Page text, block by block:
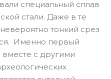
специальный сплав
стали. Даже в те
тонкий срез
Именно первый
с другими